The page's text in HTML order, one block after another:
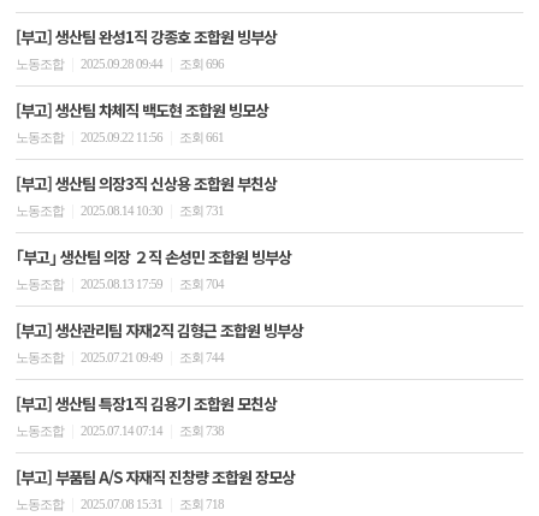
[부고] 생산팀 완성1직 강종호 조합원 빙부상
노동조합 2025.09.28 09:44 조회 696
[부고] 생산팀 차체직 백도현 조합원 빙모상
노동조합 2025.09.22 11:56 조회 661
[부고] 생산팀 의장3직 신상용 조합원 부친상
노동조합 2025.08.14 10:30 조회 731
｢부고｣ 생산팀 의장 ２직 손성민 조합원 빙부상
노동조합 2025.08.13 17:59 조회 704
[부고] 생산관리팀 자재2직 김형근 조합원 빙부상
노동조합 2025.07.21 09:49 조회 744
[부고] 생산팀 특장1직 김용기 조합원 모친상
노동조합 2025.07.14 07:14 조회 738
[부고] 부품팀 A/S 자재직 진창량 조합원 장모상
노동조합 2025.07.08 15:31 조회 718